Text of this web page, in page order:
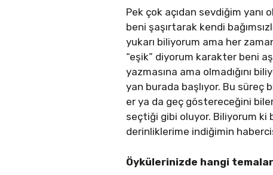
Pek çok açıdan sevdiğim yanı
beni şaşırtarak kendi
yukarı biliyorum ama her
“eşik” diyorum karakter beni
yazmasına ama olmadığını
yan burada başlıyor. Bu süreç
er ya da geç göstereceğini
seçtiği gibi oluyor. Biliyorum ki
derinliklerime indiğimin
Öykülerinizde hangi